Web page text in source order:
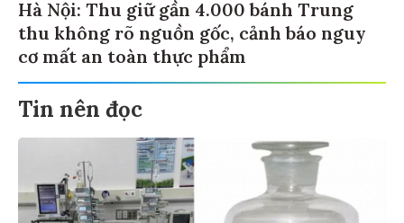
Hà Nội: Thu giữ gần 4.000 bánh Trung
thu không rõ nguồn gốc, cảnh báo nguy
cơ mất an toàn thực phẩm
Tin nên đọc